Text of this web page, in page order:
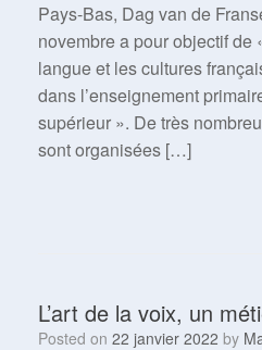
Pays-Bas, Dag van de
novembre a pour objectif de
langue et les cultures
dans l’enseignement
supérieur ». De très
sont organisées […]
L’art de la voix, un
Posted on 22 janvier 2022 by